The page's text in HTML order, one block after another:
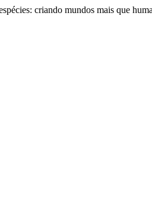
criando mundos mais que